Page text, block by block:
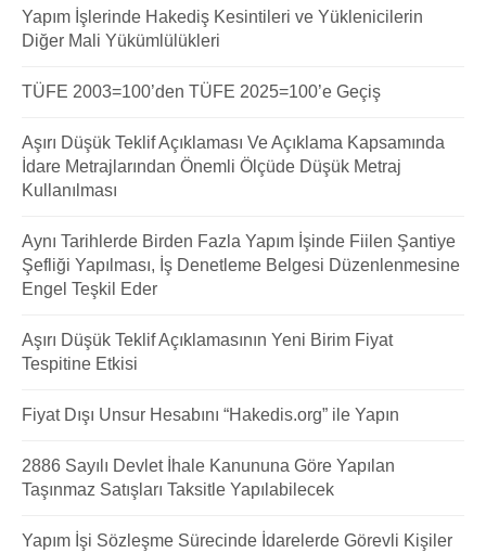
Yapım İşlerinde Hakediş Kesintileri ve Yüklenicilerin
Diğer Mali Yükümlülükleri
TÜFE 2003=100’den TÜFE 2025=100’e Geçiş
Aşırı Düşük Teklif Açıklaması Ve Açıklama Kapsamında
İdare Metrajlarından Önemli Ölçüde Düşük Metraj
Kullanılması
Aynı Tarihlerde Birden Fazla Yapım İşinde Fiilen Şantiye
Şefliği Yapılması, İş Denetleme Belgesi Düzenlenmesine
Engel Teşkil Eder
Aşırı Düşük Teklif Açıklamasının Yeni Birim Fiyat
Tespitine Etkisi
Fiyat Dışı Unsur Hesabını “Hakedis.org” ile Yapın
2886 Sayılı Devlet İhale Kanununa Göre Yapılan
Taşınmaz Satışları Taksitle Yapılabilecek
Yapım İşi Sözleşme Sürecinde İdarelerde Görevli Kişiler